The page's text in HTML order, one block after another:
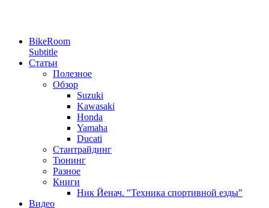
BikeRoom
Subtitle
Статьи
Полезное
Обзор
Suzuki
Kawasaki
Honda
Yamaha
Ducati
Стантрайдинг
Тюнинг
Разное
Книги
Ник Йенач. "Техника спортивной езды"
Видео